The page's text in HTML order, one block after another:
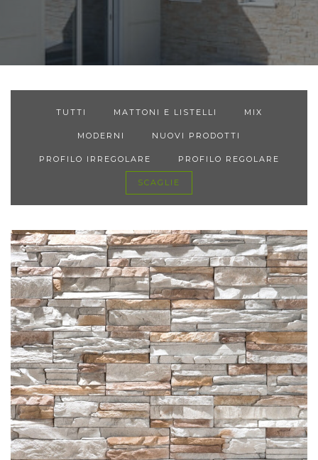
TUTTI MATTONI E LISTELLI MIX
MODERNI NUOVI PRODOTTI
PROFILO IRREGOLARE PROFILO REGOLARE
SCAGLIE